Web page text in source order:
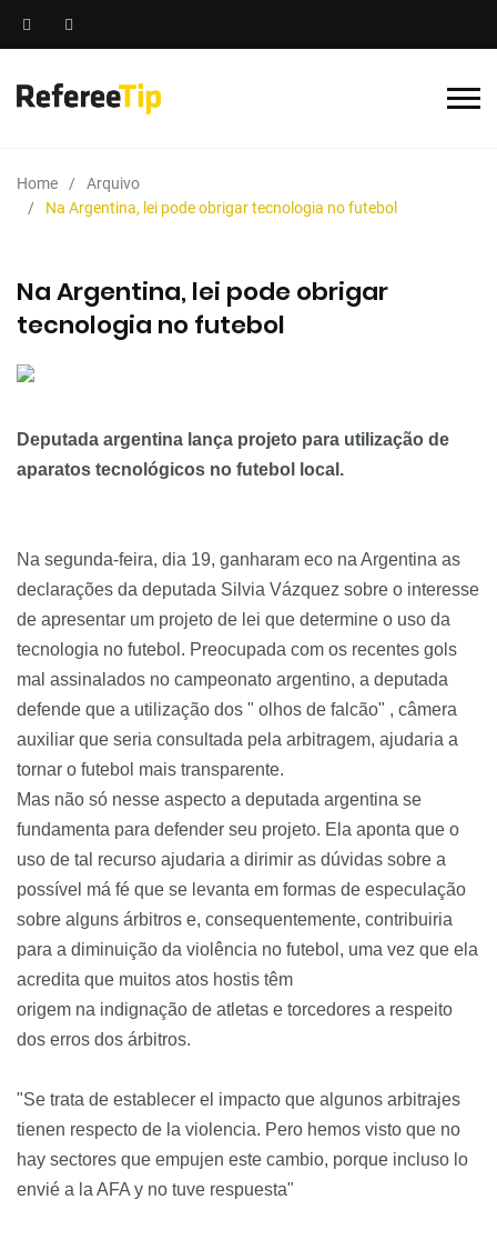
Home
Arquivo
Na Argentina, lei pode obrigar tecnologia no futebol
Na Argentina, lei pode obrigar
tecnologia no futebol
Deputada argentina lança projeto para utilização de
aparatos tecnológicos no futebol local.
Na segunda-feira, dia 19, ganharam eco na Argentina as
declarações da deputada Silvia Vázquez sobre o interesse
de apresentar um projeto de lei que determine o uso da
tecnologia no futebol. Preocupada com os recentes gols
mal assinalados no campeonato argentino, a deputada
defende que a utilização dos " olhos de falcão" , câmera
auxiliar que seria consultada pela arbitragem, ajudaria a
tornar o futebol mais transparente.
Mas não só nesse aspecto a deputada argentina se
fundamenta para defender seu projeto. Ela aponta que o
uso de tal recurso ajudaria a dirimir as dúvidas sobre a
possível má fé que se levanta em formas de especulação
sobre alguns árbitros e, consequentemente, contribuiria
para a diminuição da violência no futebol, uma vez que ela
acredita que muitos atos hostis têm
origem na indignação de atletas e torcedores a respeito
dos erros dos árbitros.
"Se trata de establecer el impacto que algunos arbitrajes
tienen respecto de la violencia. Pero hemos visto que no
hay sectores que empujen este cambio, porque incluso lo
envié a la AFA y no tuve respuesta"